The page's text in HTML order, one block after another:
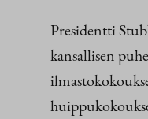
Presidentti
kansallisen